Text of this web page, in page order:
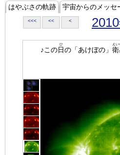
はやぶさの軌跡 宇宙からのメッセ
<<< << <
♪この日
ひ
の「あけぼの」
えい